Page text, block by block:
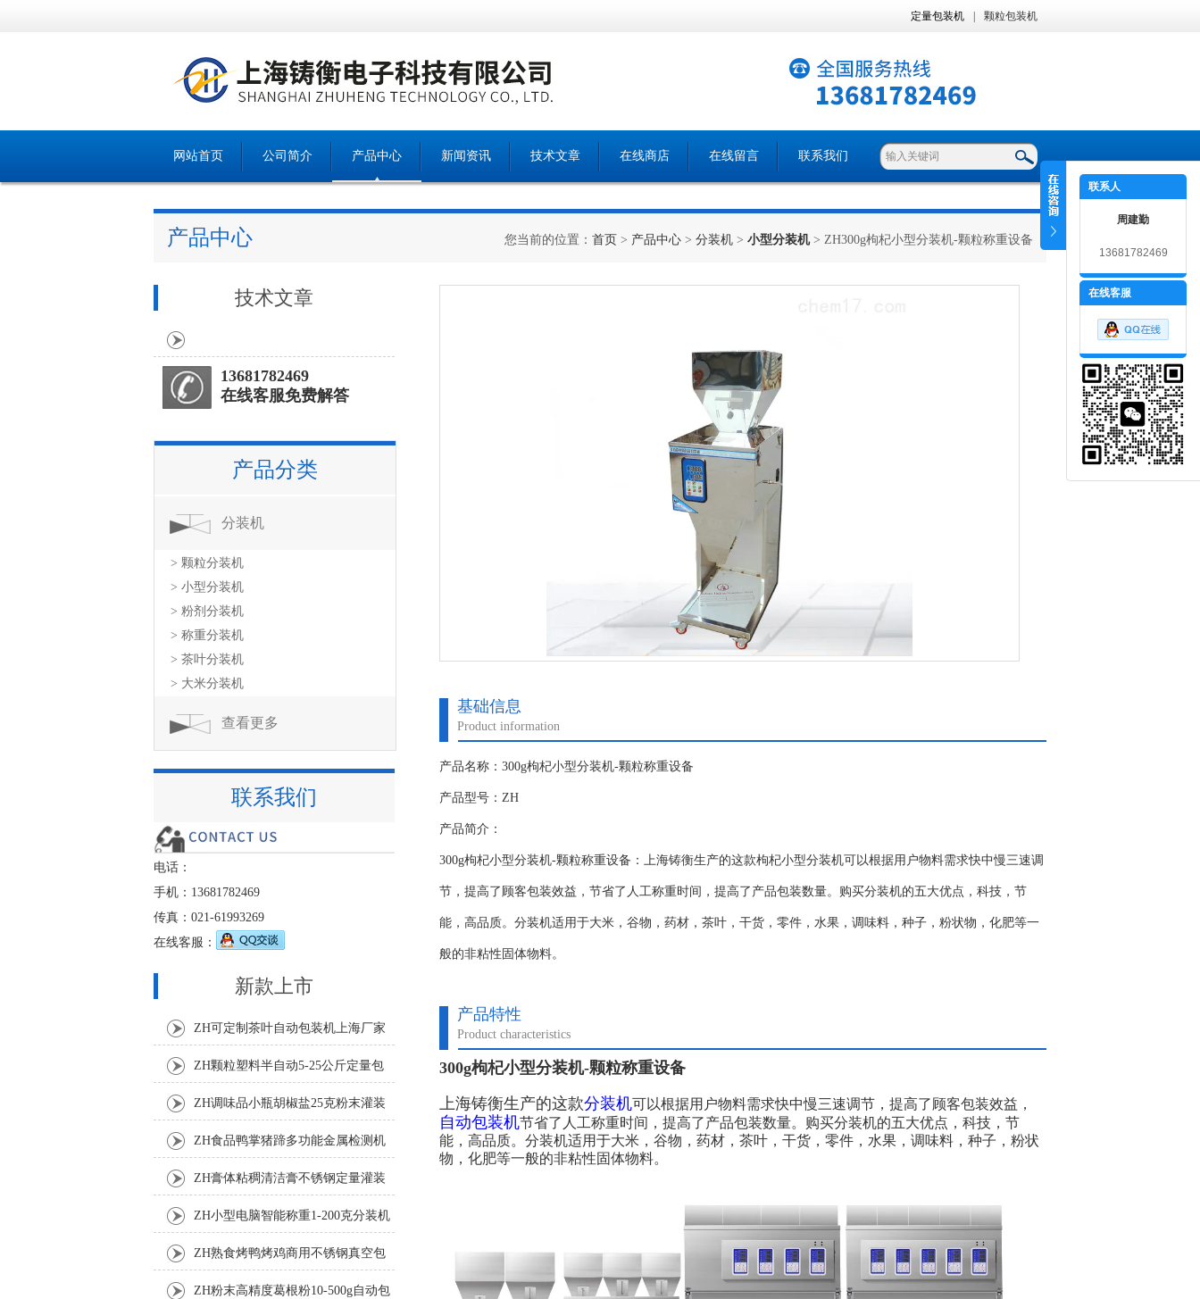
定量包装机 颗粒包装机
网站首页 公司简介 产品中心 新闻资讯 技术文章 在线商店 在线留言 联系我们
产品中心 您当前的位置： 首页 > 产品中心 > 分装机 > 小型分装机> ZH300g枸杞小型分装机-颗粒称重设备
基础信息
Product information
产品名称：300g枸杞小型分装机-颗粒称重设备
产品型号：ZH
产品简介：
300g枸杞小型分装机-颗粒称重设备：上海铸衡生产的这款枸杞小型分装机可以根据用户物料需求快中慢三速调
节，提高了顾客包装效益，节省了人工称重时间，提高了产品包装数量。购买分装机的五大优点，科技，节
能，高品质。分装机适用于大米，谷物，药材，茶叶，干货，零件，水果，调味料，种子，粉状物，化肥等一
般的非粘性固体物料。
产品特性
Product characteristics
300g枸杞小型分装机-颗粒称重设备
上海铸衡生产的这款分装机可以根据用户物料需求快中慢三速调节，提高了顾客包装效益，
自动包装机节省了人工称重时间，提高了产品包装数量。购买分装机的五大优点，科技，节
能，高品质。分装机适用于大米，谷物，药材，茶叶，干货，零件，水果，调味料，种子，粉状
物，化肥等一般的非粘性固体物料。
技术文章
13681782469
在线客服免费解答
产品分类
分装机
> 颗粒分装机
> 小型分装机
> 粉剂分装机
> 称重分装机
> 茶叶分装机
> 大米分装机
查看更多
联系我们
电话：
手机：13681782469
传真：021-61993269
在线客服：
新款上市
ZH可定制茶叶自动包装机上海厂家
ZH颗粒塑料半自动5-25公斤定量包
装机 ZH调味品小瓶胡椒盐25克粉末灌装
ZH食品鸭掌猪蹄多功能金属检测机
ZH膏体粘稠清洁膏不锈钢定量灌装
机厂家 ZH小型电脑智能称重1-200克分装机
ZH熟食烤鸭烤鸡商用不锈钢真空包
装机 ZH粉末高精度葛根粉10-500g自动包
联系人
周建勤
13681782469
在线客服